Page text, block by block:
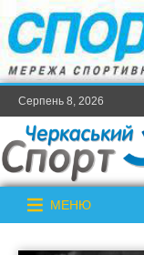
Серпень 8, 2026
МЕНЮ